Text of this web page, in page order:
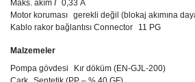
Maks. akım I 0,33 A
Motor koruması gerekli değil (blokaj akımına
Kablo rakor bağlantısı Connector
11 PG
Malzemeler
Pompa gövdesi
Kır döküm (EN-GJL-200)